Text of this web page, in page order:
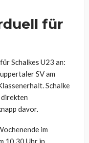
für
Schalkes U23 an:
SV am
Schalke
davor.
im
10.30 Uhr in